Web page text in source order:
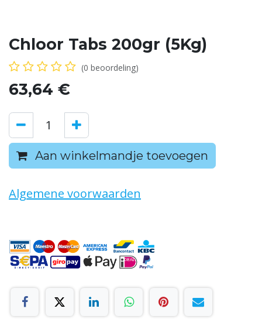
Chloor Tabs 200gr (5Kg)
(0 beoordeling)
63,64 €
Aan winkelmandje toevoegen
Algemene voorwaarden